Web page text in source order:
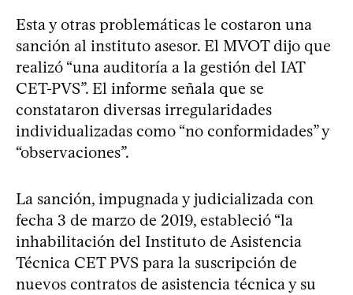
Esta y otras problemáticas le costaron una
sanción al instituto asesor. El MVOT dijo que
realizó “una auditoría a la gestión del IAT
CET-PVS”. El informe señala que se
constataron diversas irregularidades
individualizadas como “no conformidades” y
“observaciones”.
La sanción, impugnada y judicializada con
fecha 3 de marzo de 2019, estableció “la
inhabilitación del Instituto de Asistencia
Técnica CET PVS para la suscripción de
nuevos contratos de asistencia técnica y su